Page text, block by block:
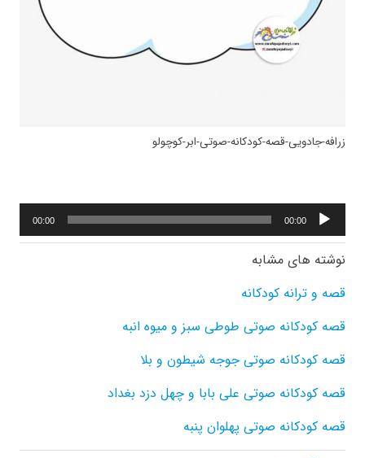
زرافه-جادویی-قصه-کودکانه-صوتی-ابر-کوچولو
پخش‌کننده
صوت
00:00
00:00
نوشته های مشابه
قصه و ترانه کودکانه
قصه کودکانه صوتی طوطی سبز و میوه انبه
قصه کودکانه صوتی جوجه شیطون و بلا
قصه کودکانه صوتی علی بابا و چهل دزد بغداد
قصه کودکانه صوتی پهلوان پنبه